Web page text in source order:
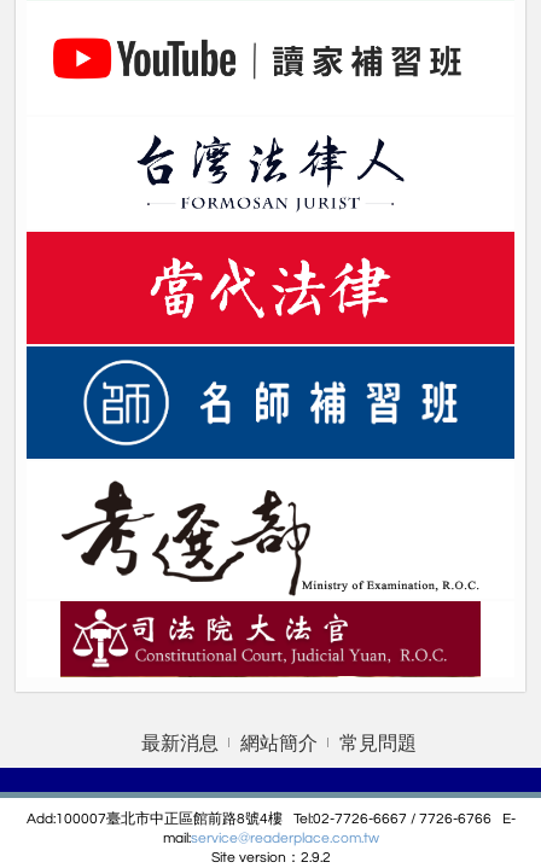
最新消息 網站簡介 常見問題
Add:100007臺北市中正區館前路8號4樓 Tel:02-7726-6667 / 7726-6766 E-
mail:service@readerplace.com.tw
Site version：2.9.2